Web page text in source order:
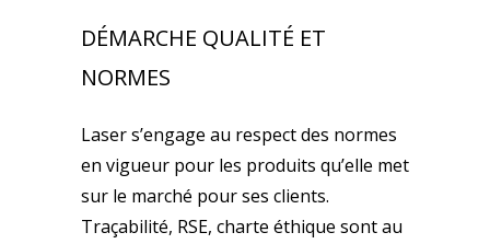
DÉMARCHE QUALITÉ ET
NORMES
Laser s’engage au respect des normes
en vigueur pour les produits qu’elle met
sur le marché pour ses clients.
Traçabilité, RSE, charte éthique sont au